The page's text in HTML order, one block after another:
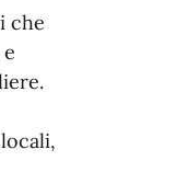
che